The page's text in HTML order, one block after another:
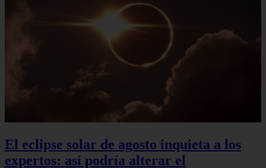
El eclipse solar de agosto inquieta a los
expertos: así podría alterar el